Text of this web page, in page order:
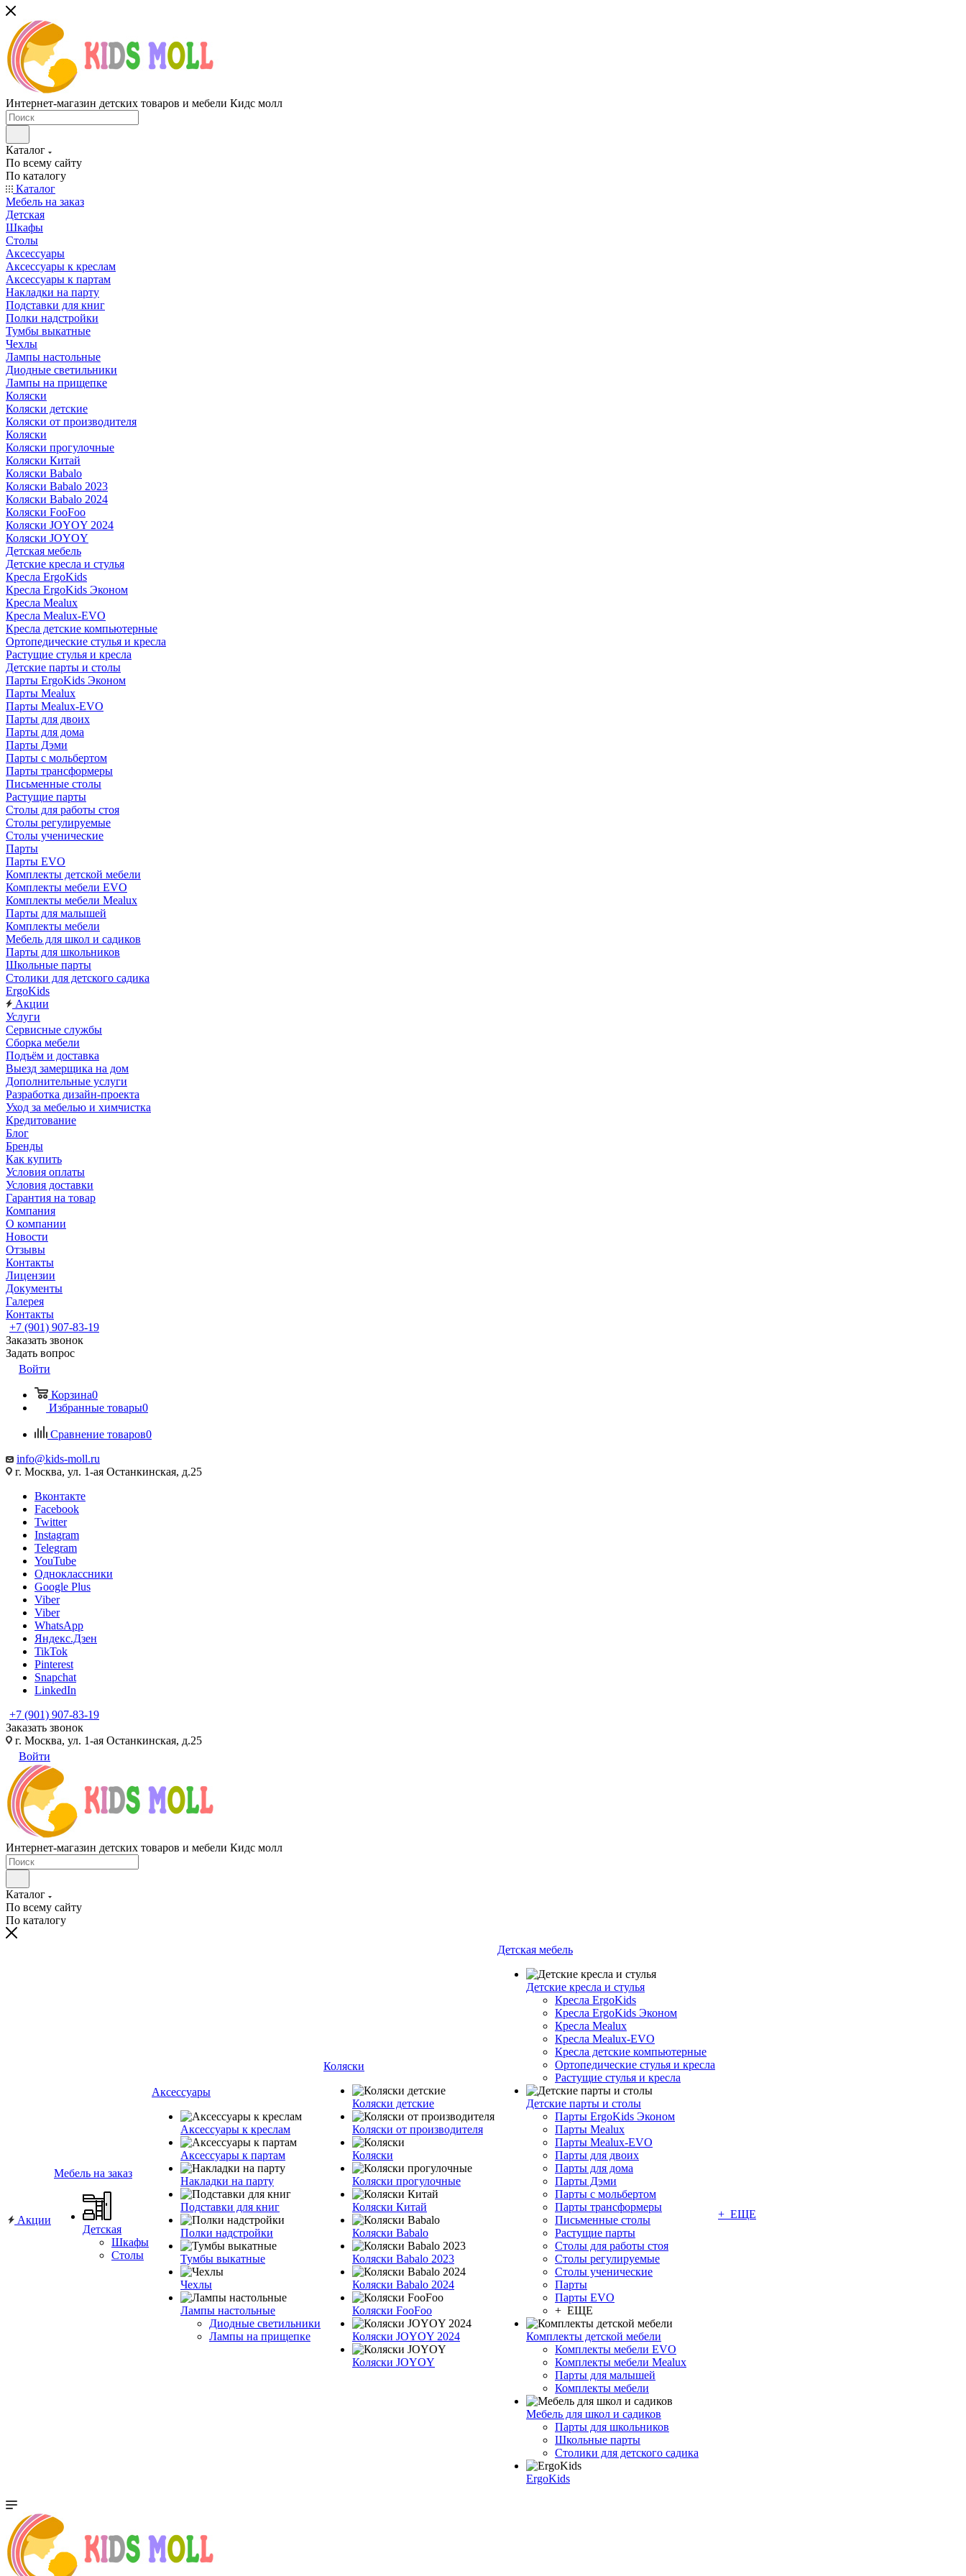
Интернет-магазин детских товаров и мебели Кидс молл
Каталог
По всему сайту
По каталогу
Каталог
Мебель на заказ
Детская
Шкафы
Столы
Аксессуары
Аксессуары к креслам
Аксессуары к партам
Накладки на парту
Подставки для книг
Полки надстройки
Тумбы выкатные
Чехлы
Лампы настольные
Диодные светильники
Лампы на прищепке
Коляски
Коляски детские
Коляски от производителя
Коляски
Коляски прогулочные
Коляски Китай
Коляски Babalo
Коляски Babalo 2023
Коляски Babalo 2024
Коляски FooFoo
Коляски JOYOY 2024
Коляски JOYOY
Детская мебель
Детские кресла и стулья
Кресла ErgoKids
Кресла ErgoKids Эконом
Кресла Mealux
Кресла Mealux-EVO
Кресла детские компьютерные
Ортопедические стулья и кресла
Растущие стулья и кресла
Детские парты и столы
Парты ErgoKids Эконом
Парты Mealux
Парты Mealux-EVO
Парты для двоих
Парты для дома
Парты Дэми
Парты с мольбертом
Парты трансформеры
Письменные столы
Растущие парты
Столы для работы стоя
Столы регулируемые
Столы ученические
Парты
Парты EVO
Комплекты детской мебели
Комплекты мебели EVO
Комплекты мебели Mealux
Парты для малышей
Комплекты мебели
Мебель для школ и садиков
Парты для школьников
Школьные парты
Столики для детского садика
ErgoKids
Акции
Услуги
Сервисные службы
Сборка мебели
Подъём и доставка
Выезд замерщика на дом
Дополнительные услуги
Разработка дизайн-проекта
Уход за мебелью и химчистка
Кредитование
Блог
Бренды
Как купить
Условия оплаты
Условия доставки
Гарантия на товар
Компания
О компании
Новости
Отзывы
Контакты
Лицензии
Документы
Галерея
Контакты
+7 (901) 907-83-19
Заказать звонок
Задать вопрос
Войти
Корзина0
Избранные товары0
Сравнение товаров0
info@kids-moll.ru
г. Москва, ул. 1-ая Останкинская, д.25
Вконтакте
Facebook
Twitter
Instagram
Telegram
YouTube
Одноклассники
Google Plus
Viber
Viber
WhatsApp
Яндекс.Дзен
TikTok
Pinterest
Snapchat
LinkedIn
+7 (901) 907-83-19
Заказать звонок
г. Москва, ул. 1-ая Останкинская, д.25
Войти
Интернет-магазин детских товаров и мебели Кидс молл
Каталог
По всему сайту
По каталогу
Акции
Мебель на заказ
Детская
Шкафы
Столы
Аксессуары
Аксессуары к креслам
Аксессуары к партам
Накладки на парту
Подставки для книг
Полки надстройки
Тумбы выкатные
Чехлы
Лампы настольные
Диодные светильники
Лампы на прищепке
Коляски
Коляски детские
Коляски от производителя
Коляски
Коляски прогулочные
Коляски Китай
Коляски Babalo
Коляски Babalo 2023
Коляски Babalo 2024
Коляски FooFoo
Коляски JOYOY 2024
Коляски JOYOY
Детская мебель
Детские кресла и стулья
Кресла ErgoKids
Кресла ErgoKids Эконом
Кресла Mealux
Кресла Mealux-EVO
Кресла детские компьютерные
Ортопедические стулья и кресла
Растущие стулья и кресла
Детские парты и столы
Парты ErgoKids Эконом
Парты Mealux
Парты Mealux-EVO
Парты для двоих
Парты для дома
Парты Дэми
Парты с мольбертом
Парты трансформеры
Письменные столы
Растущие парты
Столы для работы стоя
Столы регулируемые
Столы ученические
Парты
Парты EVO
+ ЕЩЕ
Комплекты детской мебели
Комплекты мебели EVO
Комплекты мебели Mealux
Парты для малышей
Комплекты мебели
Мебель для школ и садиков
Парты для школьников
Школьные парты
Столики для детского садика
ErgoKids
+ ЕЩЕ